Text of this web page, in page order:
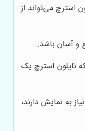
استرچ می‌تواند از
و آسان باشد.
نایلون استرچ یک
به نمایش دارند،